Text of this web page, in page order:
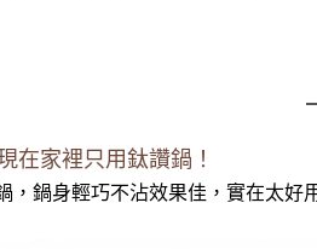
在家裡只用鈦讚鍋！
，鍋身輕巧不沾效果佳，實在太好